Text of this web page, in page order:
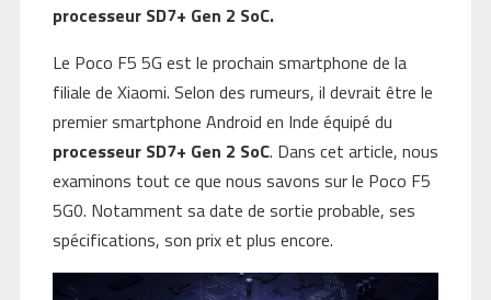
processeur SD7+ Gen 2 SoC.
Le Poco F5 5G est le prochain smartphone de la
filiale de Xiaomi. Selon des rumeurs, il devrait être le
premier smartphone Android en Inde équipé du
processeur SD7+ Gen 2 SoC. Dans cet article, nous
examinons tout ce que nous savons sur le Poco F5
5G0. Notamment sa date de sortie probable, ses
spécifications, son prix et plus encore.